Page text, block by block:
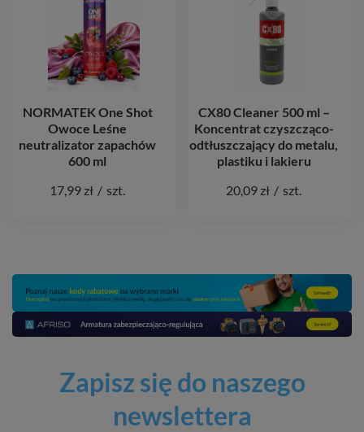
NORMATEK One Shot
Owoce Leśne
neutralizator zapachów
600 ml
17,99 zł / szt.
CX80 Cleaner 500 ml –
Koncentrat czyszcząco-
odtłuszczający do metalu,
plastiku i lakieru
20,09 zł / szt.
Zapisz się do naszego
newslettera